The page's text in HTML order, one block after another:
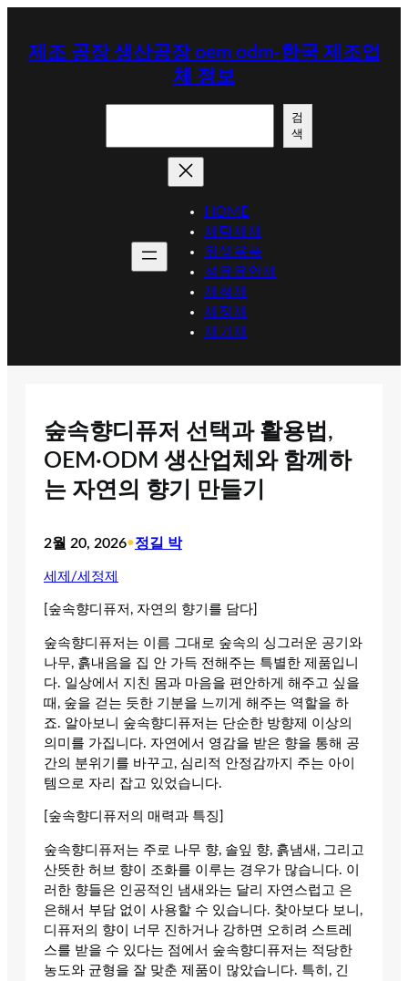
제조 공장 생산공장 oem odm-한국 제조업
체 정보
검
색
HOME
세탁세제
위생용품
섬유유연제
세척제
세정제
제거제
숲속향디퓨저 선택과 활용법,
OEM·ODM 생산업체와 함께하
는 자연의 향기 만들기
2월 20, 2026•정길 박
세제/세정제
[숲속향디퓨저, 자연의 향기를 담다]
숲속향디퓨저는 이름 그대로 숲속의 싱그러운 공기와
나무, 흙내음을 집 안 가득 전해주는 특별한 제품입니
다. 일상에서 지친 몸과 마음을 편안하게 해주고 싶을
때, 숲을 걷는 듯한 기분을 느끼게 해주는 역할을 하
죠. 알아보니 숲속향디퓨저는 단순한 방향제 이상의
의미를 가집니다. 자연에서 영감을 받은 향을 통해 공
간의 분위기를 바꾸고, 심리적 안정감까지 주는 아이
템으로 자리 잡고 있었습니다.
[숲속향디퓨저의 매력과 특징]
숲속향디퓨저는 주로 나무 향, 솔잎 향, 흙냄새, 그리고
산뜻한 허브 향이 조화를 이루는 경우가 많습니다. 이
러한 향들은 인공적인 냄새와는 달리 자연스럽고 은
은해서 부담 없이 사용할 수 있습니다. 찾아보다 보니,
디퓨저의 향이 너무 진하거나 강하면 오히려 스트레
스를 받을 수 있다는 점에서 숲속향디퓨저는 적당한
농도와 균형을 잘 맞춘 제품이 많았습니다. 특히, 긴